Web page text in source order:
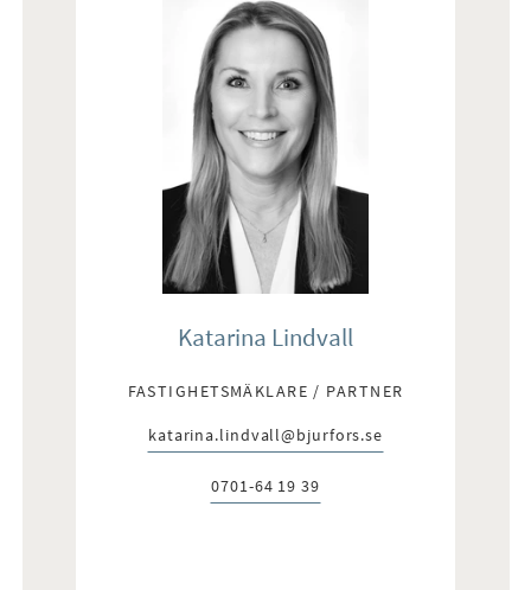
Katarina Lindvall
FASTIGHETSMÄKLARE / PARTNER
E-post:
katarina.lindvall@bjurfors.se
Telefon:
0701-64 19 39